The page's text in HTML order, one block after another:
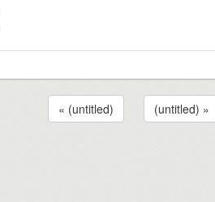
« (untitled) (untitled) »